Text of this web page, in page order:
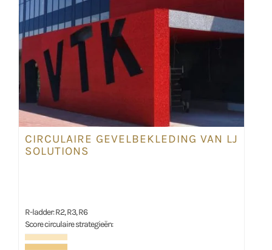
CIRCULAIRE GEVELBEKLEDING VAN LJ
SOLUTIONS
R-ladder: R2, R3, R6
Score circulaire strategieën: